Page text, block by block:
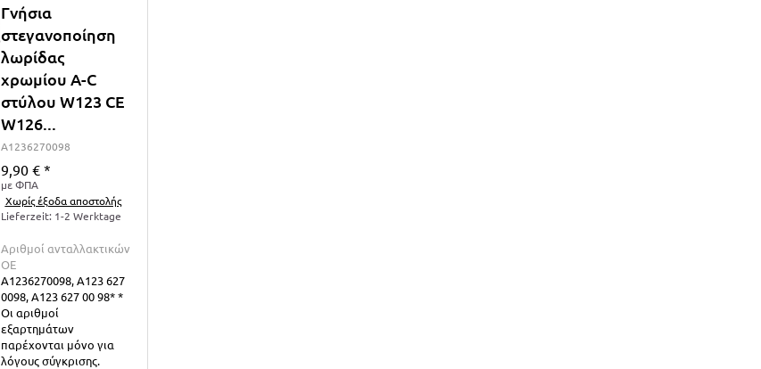
Γνήσια
στεγανοποίηση
λωρίδας
χρωμίου A-C
στύλου W123 CE
W126...
A1236270098
9,90 € *
με ΦΠΑ
Χωρίς έξοδα αποστολής
Lieferzeit: 1-2 Werktage
Αριθμοί ανταλλακτικών
ΟΕ
A1236270098, A123 627
0098, A123 627 00 98* *
Οι αριθμοί
εξαρτημάτων
παρέχονται μόνο για
λόγους σύγκρισης.